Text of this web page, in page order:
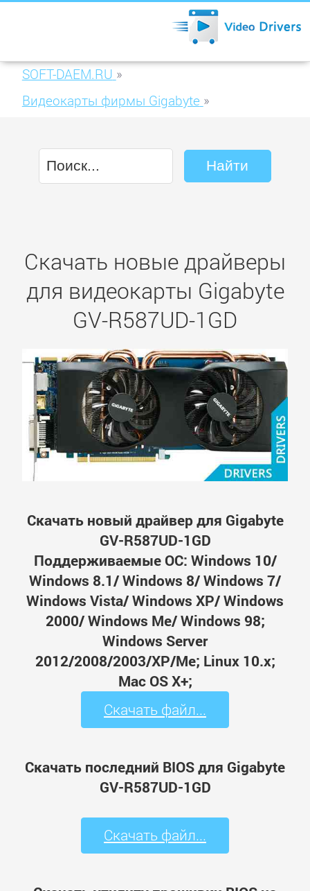
SOFT-DAEM.RU »
Видеокарты фирмы Gigabyte »
Скачать новые драйверы
для видеокарты Gigabyte
GV-R587UD-1GD
Скачать новый драйвер для Gigabyte
GV-R587UD-1GD
Поддерживаемые ОС: Windows 10/
Windows 8.1/ Windows 8/ Windows 7/
Windows Vista/ Windows XP/ Windows
2000/ Windows Me/ Windows 98;
Windows Server
2012/2008/2003/XP/Me; Linux 10.x;
Mac OS X+;
Скачать файл...
Скачать последний BIOS для Gigabyte
GV-R587UD-1GD
Скачать файл...